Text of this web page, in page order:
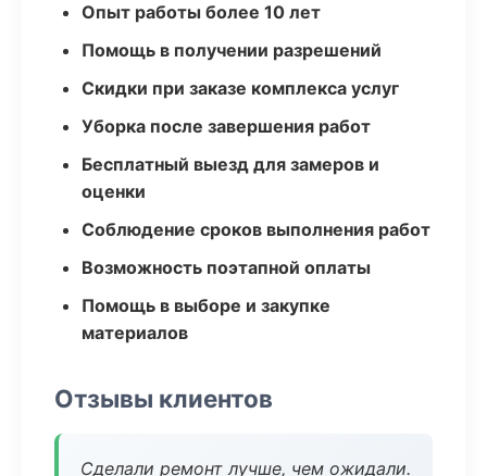
Опыт работы более 10 лет
Помощь в получении разрешений
Скидки при заказе комплекса услуг
Уборка после завершения работ
Бесплатный выезд для замеров и
оценки
Соблюдение сроков выполнения работ
Возможность поэтапной оплаты
Помощь в выборе и закупке
материалов
Отзывы клиентов
Сделали ремонт лучше, чем ожидали.